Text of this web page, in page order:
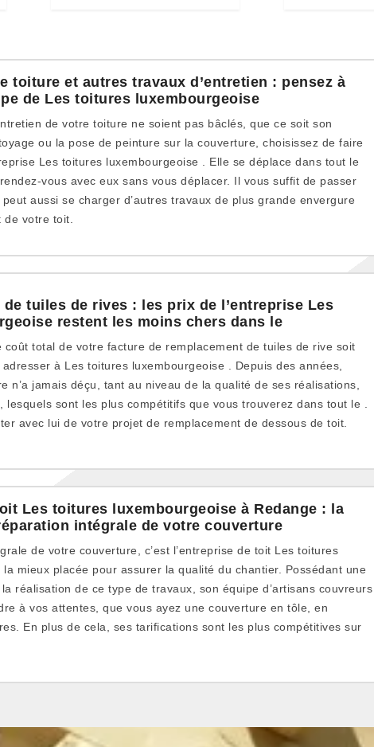
toiture et autres travaux d’entretien : pensez à
de Les toitures luxembourgeoise
de votre toiture ne soient pas bâclés, que ce soit son
ou la pose de peinture sur la couverture, choisissez de faire
Les toitures luxembourgeoise . Elle se déplace dans tout le
vous avec eux sans vous déplacer. Il vous suffit de passer
aussi se charger d’autres travaux de plus grande envergure
de votre toit.
de tuiles de rives : les prix de l’entreprise Les
restent les moins chers dans le
coût total de votre facture de remplacement de tuiles de rive soit
à Les toitures luxembourgeoise . Depuis des années,
n’a jamais déçu, tant au niveau de la qualité de ses réalisations,
lesquels sont les plus compétitifs que vous trouverez dans tout le .
avec lui de votre projet de remplacement de dessous de toit.
Les toitures luxembourgeoise à Redange : la
intégrale de votre couverture
de votre couverture, c’est l’entreprise de toit Les toitures
mieux placée pour assurer la qualité du chantier. Possédant une
réalisation de ce type de travaux, son équipe d’artisans couvreurs
à vos attentes, que vous ayez une couverture en tôle, en
En plus de cela, ses tarifications sont les plus compétitives sur